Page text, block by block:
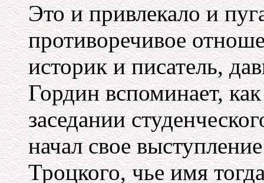
Это и привлекало и
противоречивое
историк и писатель,
Гордин вспоминает,
заседании
начал свое
Троцкого, чье имя